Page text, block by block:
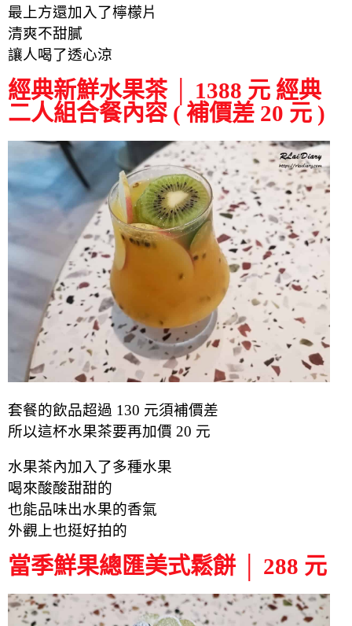
最上方還加入了檸檬片
清爽不甜膩
讓人喝了透心涼
經典新鮮水果茶 │ 1388 元 經典
二人組合餐內容 ( 補價差 20 元 )
套餐的飲品超過 130 元須補價差
所以這杯水果茶要再加價 20 元
水果茶內加入了多種水果
喝來酸酸甜甜的
也能品味出水果的香氣
外觀上也挺好拍的
當季鮮果總匯美式鬆餅 │ 288 元